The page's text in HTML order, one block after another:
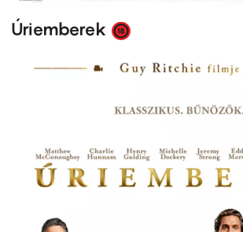
Úriemberek